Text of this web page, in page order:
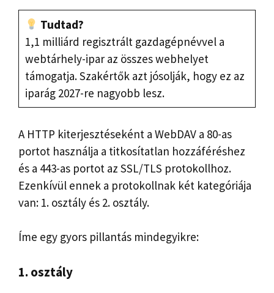
Tudtad?
1,1 milliárd regisztrált gazdagépnévvel a
webtárhely-ipar az összes webhelyet
támogatja. Szakértők azt jósolják, hogy ez az
iparág 2027-re nagyobb lesz.
A HTTP kiterjesztéseként a WebDAV a 80-as
portot használja a titkosítatlan hozzáféréshez
és a 443-as portot az SSL/TLS protokollhoz.
Ezenkívül ennek a protokollnak két kategóriája
van: 1. osztály és 2. osztály.
Íme egy gyors pillantás mindegyikre:
1. osztály